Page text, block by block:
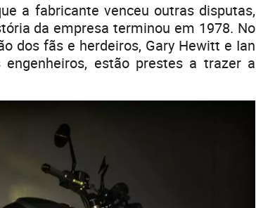
a fabricante venceu outras disputas,
da empresa terminou em 1978. No
dos fãs e herdeiros, Gary Hewitt e Ian
estão prestes a trazer a